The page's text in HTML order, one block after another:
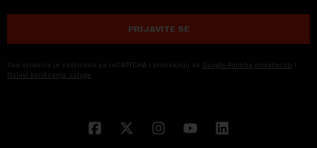
PRIJAVITE SE
Ova stranica je zaštićena sa reCAPTCHA i primenjuju se Google Politika privatnosti i
Uslovi korišćenja usluge